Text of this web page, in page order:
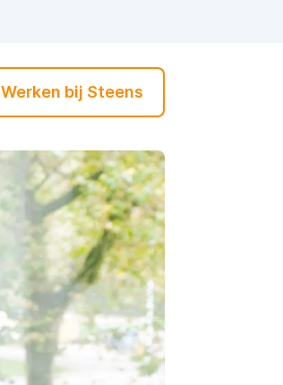
Werken bij Steens